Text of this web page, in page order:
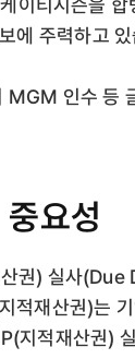
에 주력하고
MGM 인수 등
요성
권) 실사
적재산권)는
지적재산권)